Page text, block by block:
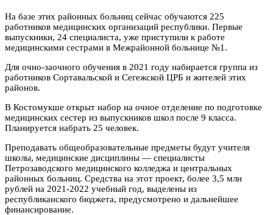
На базе этих районных больниц сейчас обучаются 225
работников медицинских организаций республики. Первые
выпускники, 24 специалиста, уже приступили к работе
медицинскими сестрами в Межрайонной больнице №1.
Для очно-заочного обучения в 2021 году набирается группа из
работников Сортавальской и Сегежской ЦРБ и жителей этих
районов.
В Костомукше открыт набор на очное отделение по подготовке
медицинских сестер из выпускников школ после 9 класса.
Планируется набрать 25 человек.
Преподавать общеобразовательные предметы будут учителя
школы, медицинские дисциплины — специалисты
Петрозаводского медицинского колледжа и центральных
районных больниц. Средства на этот проект, более 3,5 млн
рублей на 2021-2022 учебный год, выделены из
республиканского бюджета, предусмотрено и дальнейшее
финансирование.